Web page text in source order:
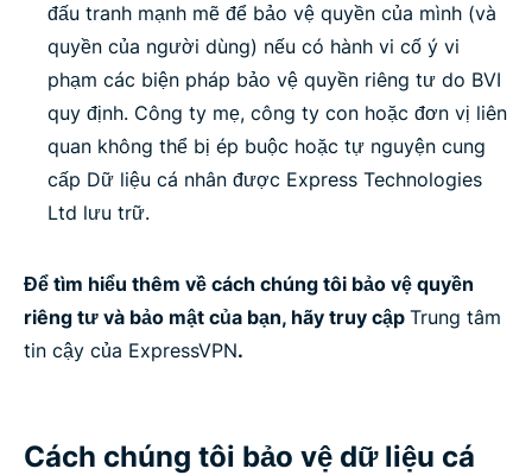
đấu tranh mạnh mẽ để bảo vệ quyền của mình (và
quyền của người dùng) nếu có hành vi cố ý vi
phạm các biện pháp bảo vệ quyền riêng tư do BVI
quy định. Công ty mẹ, công ty con hoặc đơn vị liên
quan không thể bị ép buộc hoặc tự nguyện cung
cấp Dữ liệu cá nhân được Express Technologies
Ltd lưu trữ.
Để tìm hiểu thêm về cách chúng tôi bảo vệ quyền
riêng tư và bảo mật của bạn, hãy truy cập Trung tâm
tin cậy của ExpressVPN.
Cách chúng tôi bảo vệ dữ liệu cá